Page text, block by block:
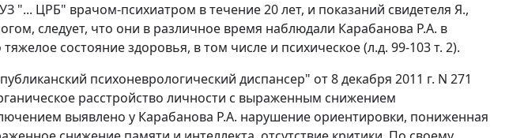
"... ЦРБ" врачом-психиатром в течение 20 лет, и показаний свидетеля Я.,
следует, что они в различное время наблюдали Карабанова Р.А. в
состояние здоровья, в том числе и психическое (л.д. 99-103 т. 2).
психоневрологический диспансер" от 8 декабря 2011 г. N 271
расстройство личности с выраженным снижением
выявлено у Карабанова Р.А. нарушение ориентировки, пониженная